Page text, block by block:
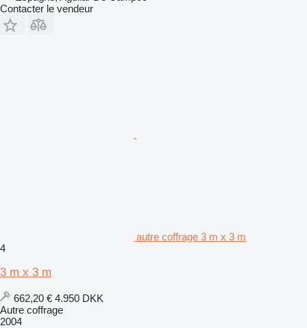
Contacter le vendeur
autre coffrage 3 m x 3 m
4
3 m x 3 m
662,20 € 4.950 DKK
Autre coffrage
2004